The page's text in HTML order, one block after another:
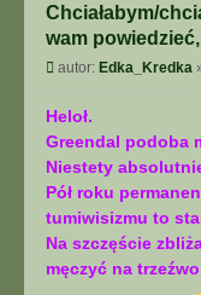
Chciałabym/
wam
Post
autor: Edka_Kredka
Heloł.
Greendal podoba
Niestety
Pół roku
tumiwisizmu to
Na szczęście
męczyć na